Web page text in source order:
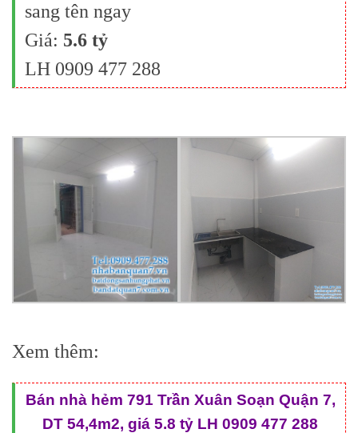
sang tên ngay
Giá: 5.6 tỷ
LH 0909 477 288
Xem thêm:
Bán nhà hẻm 791 Trần Xuân Soạn Quận 7,
DT 54,4m2, giá 5.8 tỷ LH 0909 477 288